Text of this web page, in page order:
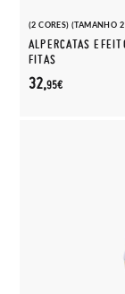
(2 CORES) (TAMANHO
ALPERCATAS
FITAS
32,95€